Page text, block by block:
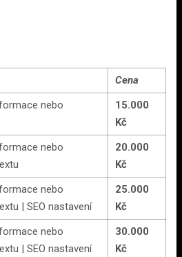
Cena
nebo
15.000
Kč
nebo
20.000
Kč
nebo
| SEO nastavení
25.000
Kč
nebo
| SEO nastavení
30.000
Kč